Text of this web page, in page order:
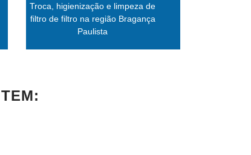
Troca, higienização e limpeza de
filtro de filtro na região Bragança
Paulista